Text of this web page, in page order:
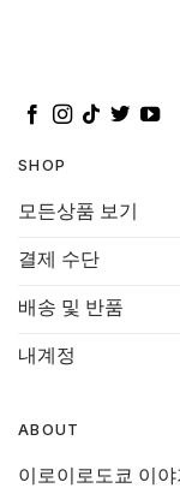
SHOP
모든상품 보기
결제 수단
배송 및 반품
내계정
ABOUT
이로이로도쿄 이야